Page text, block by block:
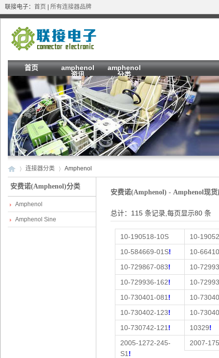
联接电子： 首页 所有连接器品牌
首页
amphenol
资讯
amphenol
分类
安 »
连接器分类
›
Amphenol
安费诺(Amphenol)分类
Amphenol
Amphenol Sine
安费诺(Amphenol) - Amphenol现
总计：115 条记录,每页显示80 条
10-190518-10S
10-
10-584669-01S!
10-
10-729867-083!
10-
10-729936-162!
10-
10-730401-081 !
10-
10-730402-123!
10-
10-730742-121 ! 10329!
2005-1272-245-
S1 !
2007-